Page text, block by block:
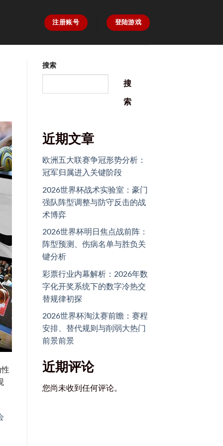
注册账号 登陆游戏
搜索
搜
索
近期文章
欧洲五大联赛争冠形势分析：
冠军归属进入关键阶段
2026世界杯战术实验室：豪门
强队阵型调整与防守反击的战
术博弈
2026世界杯明日焦点战前阵：
阵型预测、伤病名单与胜负关
键分析
彩票行业内幕解析：2026年数
字化开奖系统下的数字冷热交
替规律初探
2026世界杯淘汰赛前瞻：赛程
安排、替代规则与削弱大热门
前景前景
近期评论
您尚未收到任何评论。